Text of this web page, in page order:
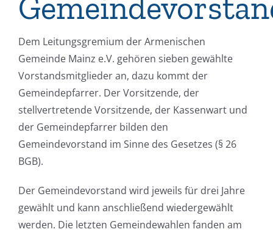
Dem Leitungsgremium der Armenischen
Gemeinde Mainz e.V. gehören sieben gewählte
Vorstandsmitglieder an, dazu kommt der
Gemeindepfarrer. Der Vorsitzende, der
stellvertretende Vorsitzende, der Kassenwart und
der Gemeindepfarrer bilden den
Gemeindevorstand im Sinne des Gesetzes (§ 26
BGB).
Der Gemeindevorstand wird jeweils für drei Jahre
gewählt und kann anschließend wiedergewählt
werden. Die letzten Gemeindewahlen fanden am